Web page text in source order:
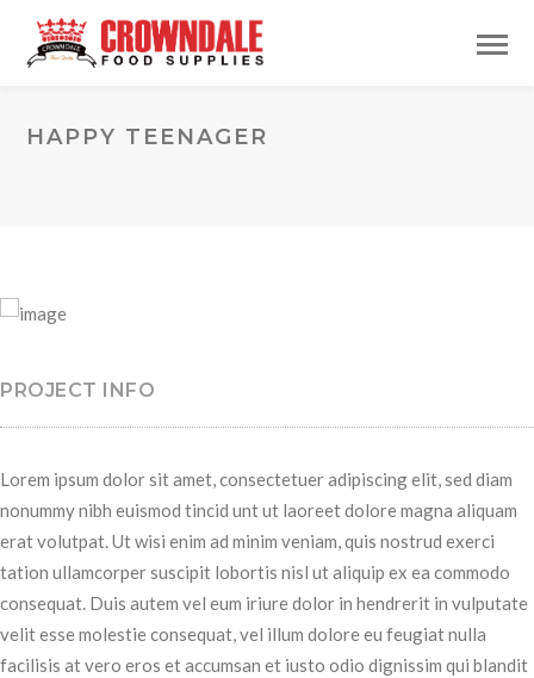
HAPPY TEENAGER
PROJECT INFO
Lorem ipsum dolor sit amet, consectetuer adipiscing elit, sed diam
nonummy nibh euismod tincid unt ut laoreet dolore magna aliquam
erat volutpat. Ut wisi enim ad minim veniam, quis nostrud exerci
tation ullamcorper suscipit lobortis nisl ut aliquip ex ea commodo
consequat. Duis autem vel eum iriure dolor in hendrerit in vulputate
velit esse molestie consequat, vel illum dolore eu feugiat nulla
facilisis at vero eros et accumsan et iusto odio dignissim qui blandit